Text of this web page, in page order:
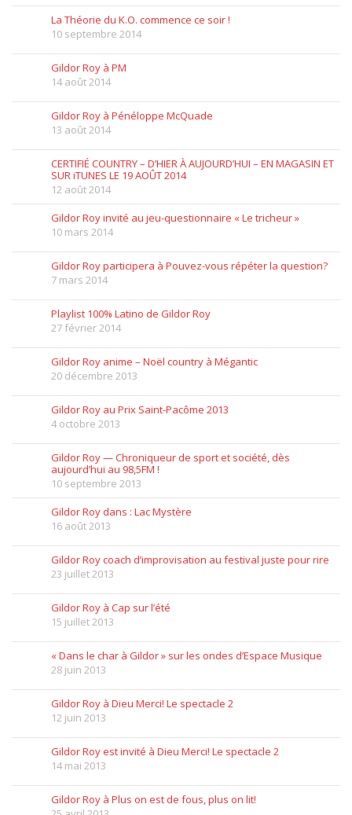
La Théorie du K.O. commence ce soir !
10 septembre 2014
Gildor Roy à PM
14 août 2014
Gildor Roy à Pénéloppe McQuade
13 août 2014
CERTIFIÉ COUNTRY – D’HIER À AUJOURD’HUI – EN MAGASIN ET
SUR iTUNES LE 19 AOÛT 2014
12 août 2014
Gildor Roy invité au jeu-questionnaire « Le tricheur »
10 mars 2014
Gildor Roy participera à Pouvez-vous répéter la question?
7 mars 2014
Playlist 100% Latino de Gildor Roy
27 février 2014
Gildor Roy anime – Noël country à Mégantic
20 décembre 2013
Gildor Roy au Prix Saint-Pacôme 2013
4 octobre 2013
Gildor Roy — Chroniqueur de sport et société, dès
aujourd’hui au 98,5FM !
10 septembre 2013
Gildor Roy dans : Lac Mystère
16 août 2013
Gildor Roy coach d’improvisation au festival juste pour rire
23 juillet 2013
Gildor Roy à Cap sur l’été
15 juillet 2013
« Dans le char à Gildor » sur les ondes d’Espace Musique
28 juin 2013
Gildor Roy à Dieu Merci! Le spectacle 2
12 juin 2013
Gildor Roy est invité à Dieu Merci! Le spectacle 2
14 mai 2013
Gildor Roy à Plus on est de fous, plus on lit!